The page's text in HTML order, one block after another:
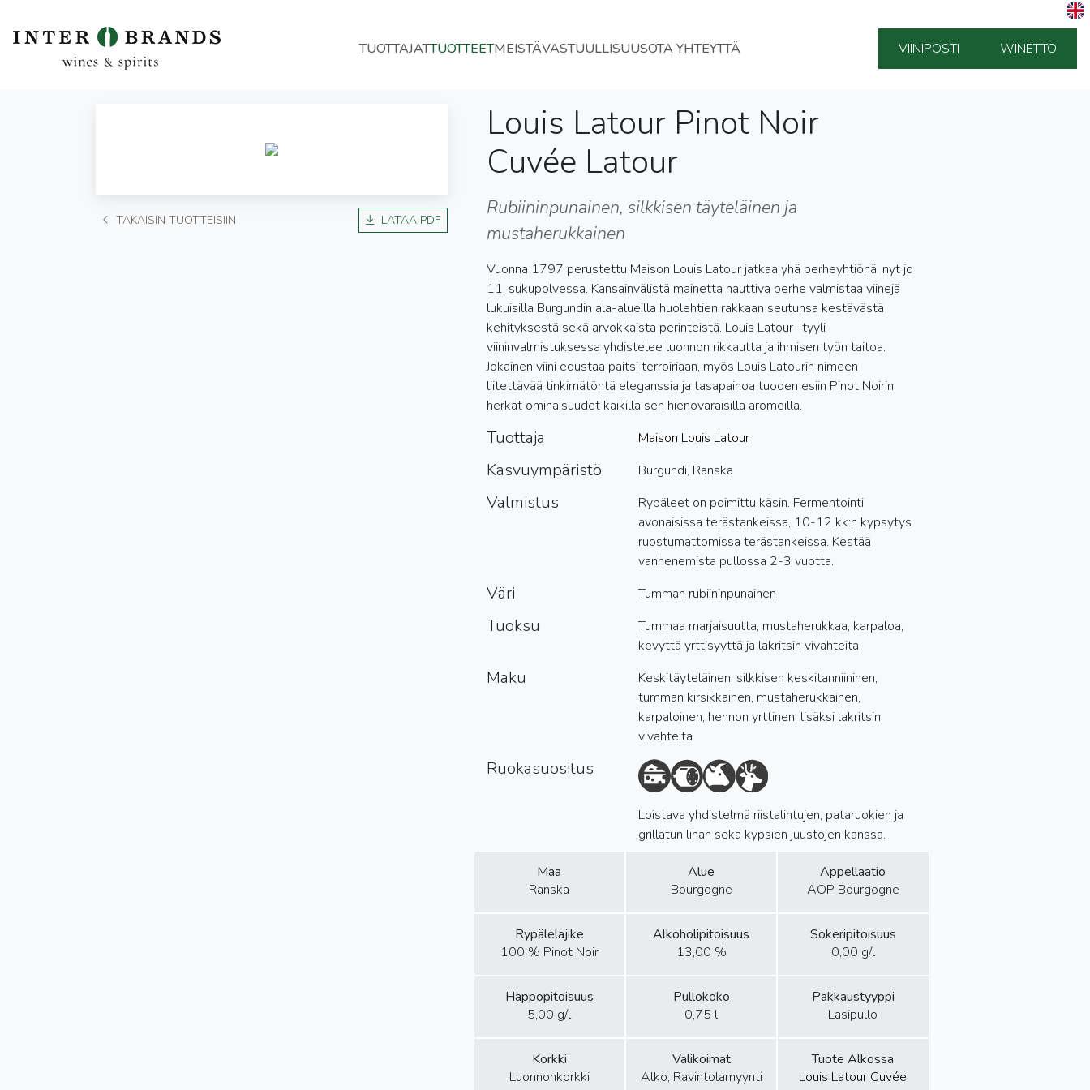
TUOTTAJATTUOTTEETMEISTÄVASTUULLISUUSOTA YHTEYTTÄ VIINIPOSTI WINETTO
TAKAISIN TUOTTEISIIN LATAA PDF
Louis Latour Pinot Noir
Cuvée Latour
Rubiininpunainen, silkkisen täyteläinen ja
mustaherukkainen
Vuonna 1797 perustettu Maison Louis Latour jatkaa yhä perheyhtiönä, nyt jo
11. sukupolvessa. Kansainvälistä mainetta nauttiva perhe valmistaa viinejä
lukuisilla Burgundin ala-alueilla huolehtien rakkaan seutunsa kestävästä
kehityksestä sekä arvokkaista perinteistä. Louis Latour -tyyli
viininvalmistuksessa yhdistelee luonnon rikkautta ja ihmisen työn taitoa.
Jokainen viini edustaa paitsi terroiriaan, myös Louis Latourin nimeen
liitettävää tinkimätöntä eleganssia ja tasapainoa tuoden esiin Pinot Noirin
herkät ominaisuudet kaikilla sen hienovaraisilla aromeilla.
Tuottaja Maison Louis Latour
Kasvuympäristö Burgundi, Ranska
Valmistus
Rypäleet on poimittu käsin. Fermentointi
avonaisissa terästankeissa, 10-12 kk:n kypsytys
ruostumattomissa terästankeissa. Kestää
vanhenemista pullossa 2-3 vuotta.
Väri Tumman rubiininpunainen
Tuoksu
Tummaa marjaisuutta, mustaherukkaa, karpaloa,
kevyttä yrttisyyttä ja lakritsin vivahteita
Maku
Keskitäyteläinen, silkkisen keskitanniininen,
tumman kirsikkainen, mustaherukkainen,
karpaloinen, hennon yrttinen, lisäksi lakritsin
vivahteita
Ruokasuositus
Loistava yhdistelmä riistalintujen, pataruokien ja
grillatun lihan sekä kypsien juustojen kanssa.
Maa
Ranska
Alue
Bourgogne
Appellaatio
AOP Bourgogne
Rypälelajike
100 % Pinot Noir
Alkoholipitoisuus
13,00 %
Sokeripitoisuus
0,00 g/l
Happopitoisuus
5,00 g/l
Pullokoko
0,75 l
Pakkaustyyppi
Lasipullo
Korkki
Luonnonkorkki
Valikoimat
Alko, Ravintolamyynti
Tuote Alkossa
Louis Latour Cuvée